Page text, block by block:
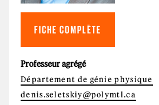
FICHE COMPLÈTE
Professeur agrégé
Département de génie physique
denis.seletskiy@polymtl.ca